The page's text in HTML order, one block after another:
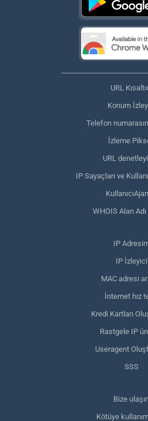
URL
Konum
Telefon
İzleme
URL
IP Sayaçları ve
WHOIS Alan
IP
IP İzleyici
MAC adresi
İnternet hız
Kredi Kartları
Rastgele IP
Useragent
SSS
Bize
Kötüye